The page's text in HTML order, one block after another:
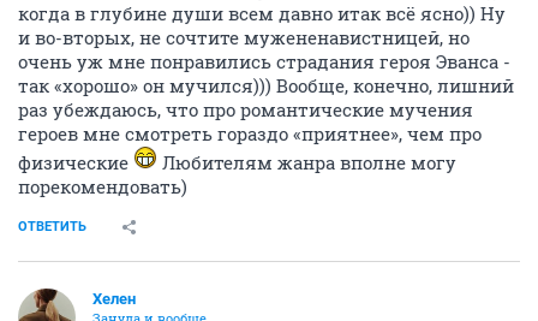
когда в глубине души всем давно итак всё ясно)) Ну
и во-вторых, не сочтите мужененавистницей, но
очень уж мне понравились страдания героя Эванса -
так «хорошо» он мучился))) Вообще, конечно, лишний
раз убеждаюсь, что про романтические мучения
героев мне смотреть гораздо «приятнее», чем про
физические
Любителям жанра вполне могу
порекомендовать)
ОТВЕТИТЬ
Хелен